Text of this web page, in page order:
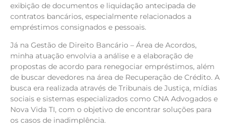
exibição de documentos e liquidação antecipada de
contratos bancários, especialmente relacionados a
empréstimos consignados e pessoais.
Já na Gestão de Direito Bancário – Área de Acordos,
minha atuação envolvia a análise e a elaboração de
propostas de acordo para renegociar empréstimos, além
de buscar devedores na área de Recuperação de Crédito. A
busca era realizada através de Tribunais de Justiça, mídias
sociais e sistemas especializados como CNA Advogados e
Nova Vida TI, com o objetivo de encontrar soluções para
os casos de inadimplência.